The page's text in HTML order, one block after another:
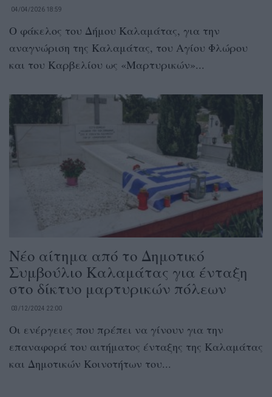
04/04/2026 18:59
Ο φάκελος του Δήμου Καλαμάτας, για την
αναγνώριση της Καλαμάτας, του Αγίου Φλώρου
και του Καρβελίου ως «Μαρτυρικών»...
Νέο αίτημα από το Δημοτικό
Συμβούλιο Καλαμάτας για ένταξη
στο δίκτυο μαρτυρικών πόλεων
03/12/2024 22:00
Οι ενέργειες που πρέπει να γίνουν για την
επαναφορά του αιτήματος ένταξης της Καλαμάτας
και Δημοτικών Κοινοτήτων του...